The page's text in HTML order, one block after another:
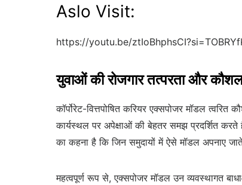
Aslo Visit:
https://youtu.be/
युवाओं की रोजगार तत्परता और
कॉर्पोरेट-वित्तपोषित करियर एक्सपोजर मॉडल
कार्यस्थल पर अपेक्षाओं की बेहतर समझ प्रदर्शित करते
का कहना है कि जिन समुदायों में ऐसे मॉडल अपनाए
महत्वपूर्ण रूप से, एक्सपोजर मॉडल उन व्यवस्थागत